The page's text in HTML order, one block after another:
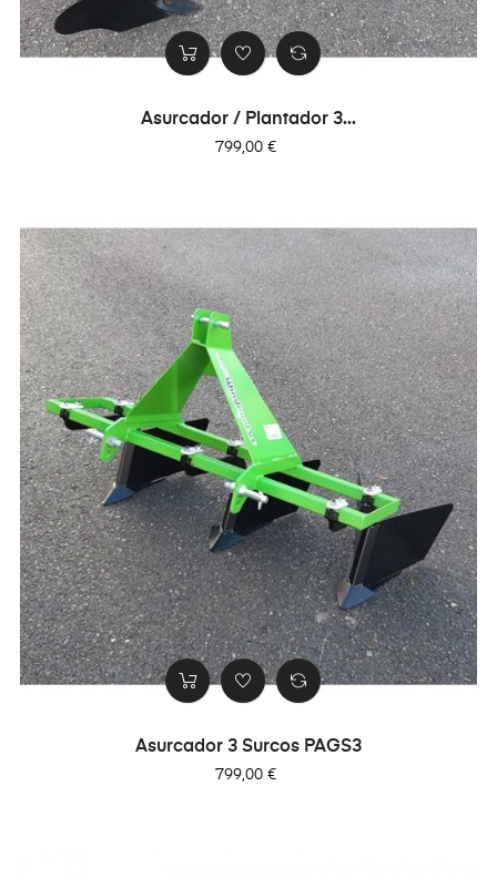
Asurcador / Plantador 3...
Precio
799,00 €
Asurcador 3 Surcos PAGS3
Precio
799,00 €